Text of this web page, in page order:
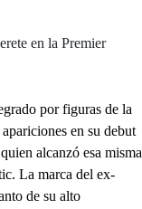
en la Premier
por figuras de la
en su debut
alcanzó esa misma
La marca del ex-
de su alto